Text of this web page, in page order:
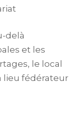
delà
et les
le local
lieu fédérateur